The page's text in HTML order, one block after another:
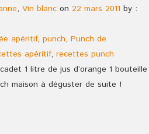
, Vin blanc on 22 mars 2011 by :
apéritif, punch, Punch de
apéritif, recettes punch
1 litre de jus d’orange 1 bouteille
maison à déguster de suite !